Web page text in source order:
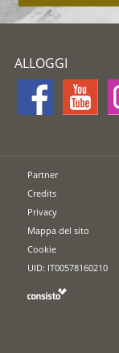
ALLOGGI
Partner
Credits
Privacy
Mappa del sito
Cookie
UID: IT00578160210